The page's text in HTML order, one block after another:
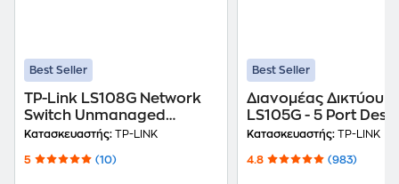
Best Seller
TP-Link LS108G Network
Switch Unmanaged
Gigabit Ethernet (1000
Κατασκευαστής: TP-LINK
5 (10)
Best Seller
Διανομέας Δικτύου
LS105G - 5 Port
Network Switch
Κατασκευαστής: TP-LINK
4.8 (983)